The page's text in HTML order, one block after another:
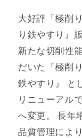
大好評「極削
り鉄やすり』
新たな切削性
だいた「極削
鉄やすり』 と
リニューアル
へ変更。 長年
品質管理によ